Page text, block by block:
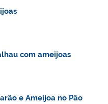
com ameijoas
e Ameijoa no Pão